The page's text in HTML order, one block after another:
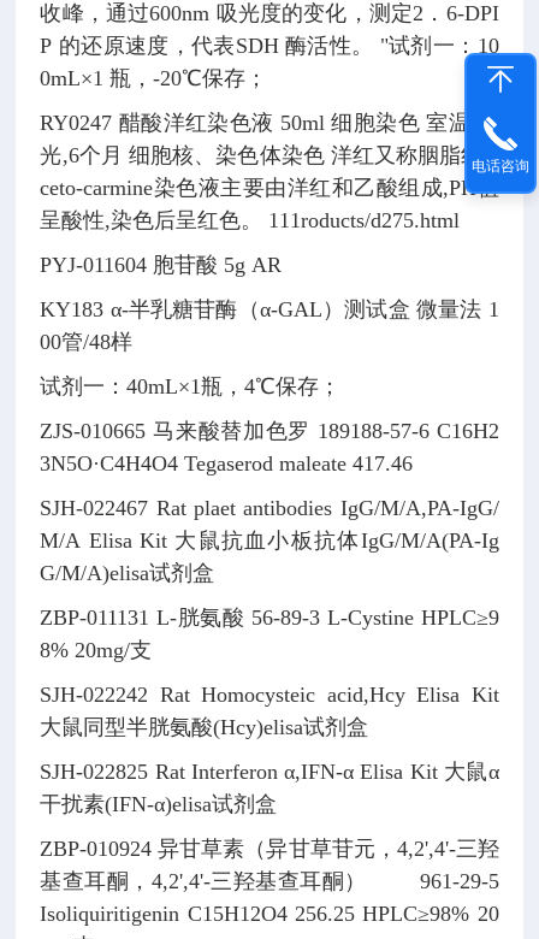
收峰，通过600nm 吸光度的变化，测定2．6-DPI
P 的还原速度，代表SDH 酶活性。
"试剂一：10
0mL×1 瓶，-20℃保存；
RY0247 醋酸洋红染色液 50ml 细胞染色 室温,避
光,6个月 细胞核、染色体染色 洋红又称胭脂红,a
ceto-carmine染色液主要由洋红和乙酸组成,PH值
呈酸性,染色后呈红色。
111roducts/d275.html
PYJ-011604 胞苷酸 5g AR
KY183 α-半乳糖苷酶（α-GAL）测试盒 微量法 1
00管/48样
试剂一：40mL×1瓶，4℃保存；
ZJS-010665 马来酸替加色罗 189188-57-6 C16H2
3N5O·C4H4O4 Tegaserod maleate 417.46
SJH-022467 Rat plaet antibodies IgG/M/A,PA-IgG/
M/A Elisa Kit 大鼠抗血小板抗体IgG/M/A(PA-Ig
G/M/A)elisa试剂盒
ZBP-011131 L-胱氨酸 56-89-3 L-Cystine HPLC≥9
8% 20mg/支
SJH-022242 Rat Homocysteic acid,Hcy Elisa Kit
大鼠同型半胱氨酸(Hcy)elisa试剂盒
SJH-022825 Rat Interferon α,IFN-α Elisa Kit 大鼠α
干扰素(IFN-α)elisa试剂盒
ZBP-010924 异甘草素（异甘草苷元，4,2',4'-三羟
基查耳酮，4,2',4'-三羟基查耳酮）
961-29-5
Isoliquiritigenin C15H12O4 256.25 HPLC≥98% 20
电话咨询